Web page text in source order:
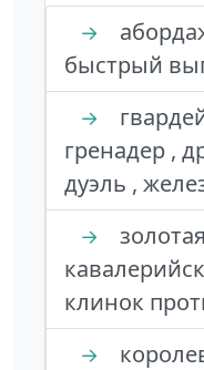
→
быстрый
→
гренадер ,
дуэль ,
→
клинок
→